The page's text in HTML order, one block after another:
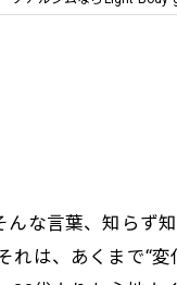
な言葉、知らず
は、あくまで“